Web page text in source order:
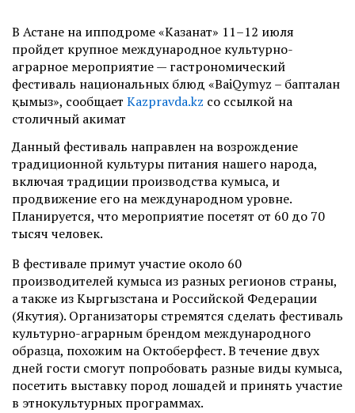
В Астане на ипподроме «Казанат» 11–12 июля
пройдет крупное международное культурно-
аграрное мероприятие — гастрономический
фестиваль национальных блюд «BaiQymyz – бапталған
қымыз», сообщает Kazpravda.kz со ссылкой на
столичный акимат
Данный фестиваль направлен на возрождение
традиционной культуры питания нашего народа,
включая традиции производства кумыса, и
продвижение его на международном уровне.
Планируется, что мероприятие посетят от 60 до 70
тысяч человек.
В фестивале примут участие около 60
производителей кумыса из разных регионов страны,
а также из Кыргызстана и Российской Федерации
(Якутия). Организаторы стремятся сделать фестиваль
культурно-аграрным брендом международного
образца, похожим на Октоберфест. В течение двух
дней гости смогут попробовать разные виды кумыса,
посетить выставку пород лошадей и принять участие
в этнокультурных программах.